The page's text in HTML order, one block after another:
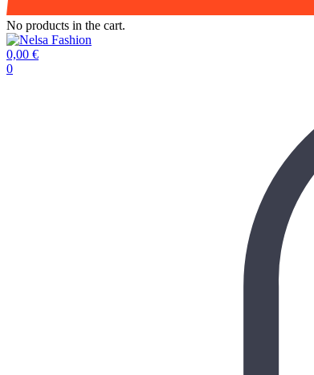
No products in the cart.
0,00 €
0